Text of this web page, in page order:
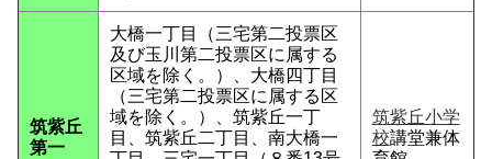
筑紫丘
第一
大橋一丁目（三宅第二投票区
及び玉川第二投票区に属する
区域を除く。）、大橋四丁目
（三宅第二投票区に属する区
域を除く。）、筑紫丘一丁
目、筑紫丘二丁目、南大橋一
筑紫丘小学
校講堂兼体